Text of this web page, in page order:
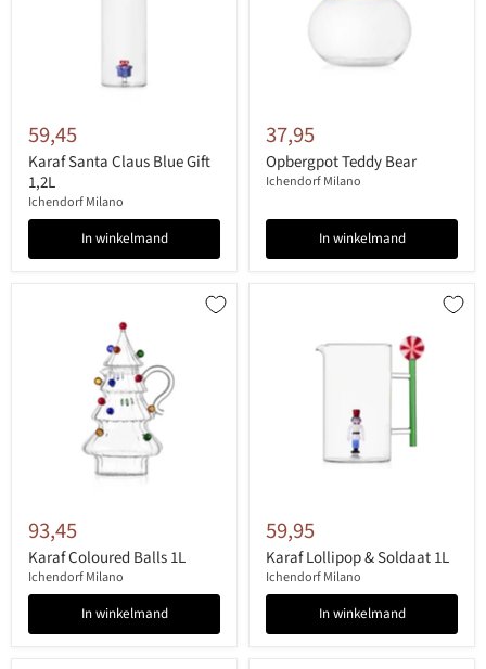
59,45
Karaf Santa Claus Blue Gift
1,2L
Ichendorf Milano
In winkelmand
37,95
Opbergpot Teddy Bear
Ichendorf Milano
In winkelmand
93,45
Karaf Coloured Balls 1L
Ichendorf Milano
In winkelmand
59,95
Karaf Lollipop & Soldaat 1L
Ichendorf Milano
In winkelmand